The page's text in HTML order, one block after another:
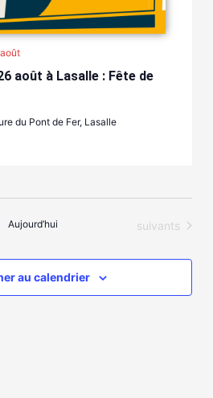
août à Lasalle : Fête de
du Pont de Fer, Lasalle
Aujourd’hui Évènements
suivants
au calendrier